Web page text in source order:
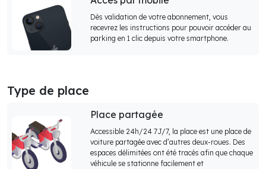
Dès validation de votre abonnement, vous
recevrez les instructions pour pouvoir accéder au
parking en 1 clic depuis votre smartphone.
Type de place
Place partagée
Accessible 24h/24 7J/7, la place est une place de
voiture partagée avec d’autres deux-roues. Des
espaces délimitées ont été tracés afin que chaque
véhicule se stationne facilement et